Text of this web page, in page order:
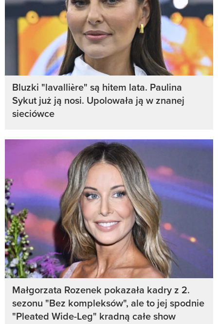
Bluzki "lavallière" są hitem lata. Paulina
Sykut już ją nosi. Upolowała ją w znanej
sieciówce
Małgorzata Rozenek pokazała kadry z 2.
sezonu "Bez kompleksów", ale to jej spodnie
"Pleated Wide-Leg" kradną całe show